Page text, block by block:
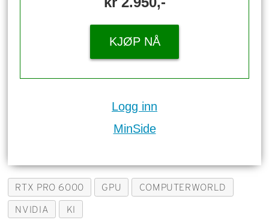
KJØP NÅ
Logg inn
MinSide
RTX PRO 6000 GPU COMPUTERWORLD
NVIDIA KI